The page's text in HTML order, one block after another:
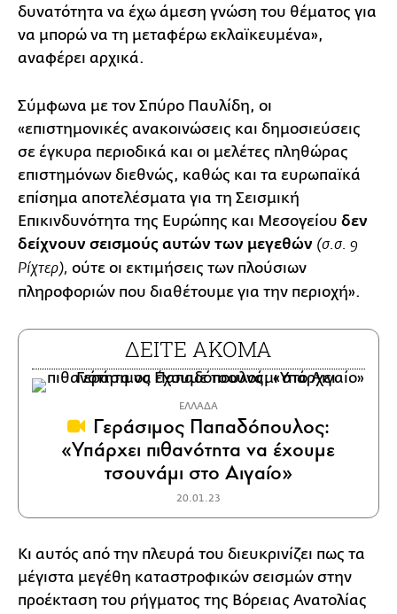
δυνατότητα να έχω άμεση γνώση του θέματος για
να μπορώ να τη μεταφέρω εκλαϊκευμένα»,
αναφέρει αρχικά.
Σύμφωνα με τον Σπύρο Παυλίδη, οι
«επιστημονικές ανακοινώσεις και δημοσιεύσεις
σε έγκυρα περιοδικά και οι μελέτες πληθώρας
επιστημόνων διεθνώς, καθώς και τα ευρωπαϊκά
επίσημα αποτελέσματα για τη Σεισμική
Επικινδυνότητα της Ευρώπης και Μεσογείου δεν
δείχνουν σεισμούς αυτών των μεγεθών (σ.σ. 9
Ρίχτερ), ούτε οι εκτιμήσεις των πλούσιων
πληροφοριών που διαθέτουμε για την περιοχή».
ΔΕΙΤΕ ΑΚΟΜΑ
ΕΛΛΑΔΑ
Γεράσιμος Παπαδόπουλος:
«Υπάρχει πιθανότητα να έχουμε
τσουνάμι στο Αιγαίο»
20.01.23
Κι αυτός από την πλευρά του διευκρινίζει πως τα
μέγιστα μεγέθη καταστροφικών σεισμών στην
προέκταση του ρήγματος της Βόρειας Ανατολίας